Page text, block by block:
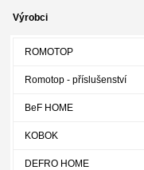
Výrobci
ROMOTOP
Romotop - příslušenství
BeF HOME
KOBOK
DEFRO HOME